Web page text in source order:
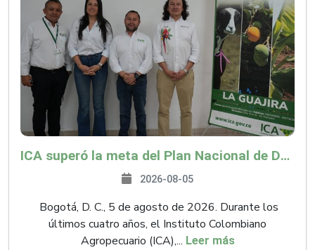
ICA superó la meta del Plan Nacional de Desarrollo y abrió 61 mercados internacionales
2026-08-05
Bogotá, D. C., 5 de agosto de 2026. Durante los
últimos cuatro años, el Instituto Colombiano
Agropecuario (ICA),... Leer más